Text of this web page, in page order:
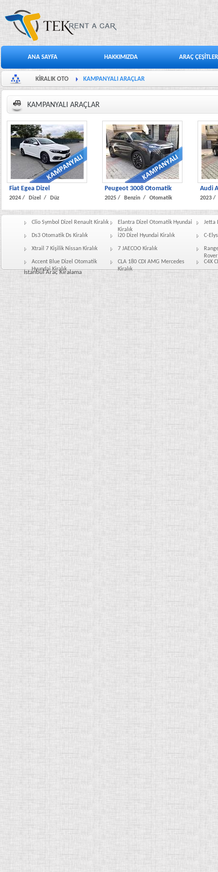
ANA SAYFA HAKKIMIZDA ARAÇ
KİRALIK OTO KAMPANYALI ARAÇLAR
KAMPANYALI ARAÇLAR
Fiat Egea Dizel
2024 / Dizel / Düz
Peugeot 3008 Otomatik
2025 / Benzin / Otomatik
Audi
2023 /
Clio Symbol Dizel Renault Kiralık
Elantra Dizel Otomatik Hyundai
Kiralık
Jetta
Ds3 Otomatik Ds Kiralık i20 Dizel Hyundai Kiralık C-
Xtrail 7 Kişilik Nissan Kiralık 7 JAECOO Kiralık
Accent Blue Dizel Otomatik
Hyundai Kiralık
CLA 180 CDI AMG Mercedes
Kiralık
C4X
İstanbul Araç Kiralama